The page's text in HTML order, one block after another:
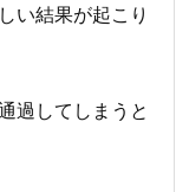
い結果が起こり
過してしまうと